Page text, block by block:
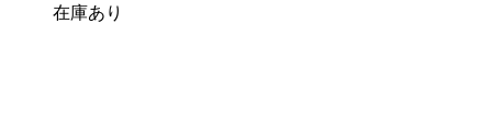
在庫あり